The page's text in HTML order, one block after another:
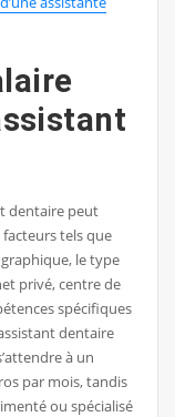
dentaire peut
tels que
le type
privé, centre de
spécifiques
dentaire
à un
par mois, tandis
ou spécialisé